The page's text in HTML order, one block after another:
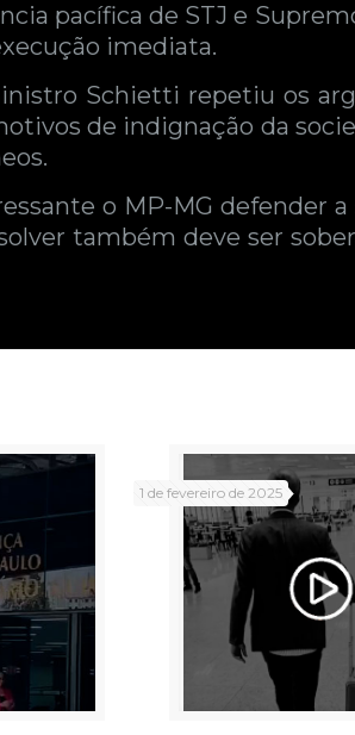
pacífica de STJ e
imediata.
Schietti repetiu os
de indignação da
o MP-MG defender a
também deve ser
1 de fevereiro de 2025